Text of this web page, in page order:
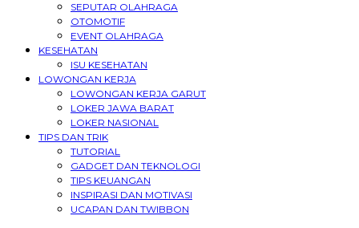
SEPUTAR OLAHRAGA
OTOMOTIF
EVENT OLAHRAGA
KESEHATAN
ISU KESEHATAN
LOWONGAN KERJA
LOWONGAN KERJA GARUT
LOKER JAWA BARAT
LOKER NASIONAL
TIPS DAN TRIK
TUTORIAL
GADGET DAN TEKNOLOGI
TIPS KEUANGAN
INSPIRASI DAN MOTIVASI
UCAPAN DAN TWIBBON